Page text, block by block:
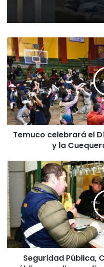
T
e
m
u
c
o
c
e
l
a
r
á
e
l
D
a
N
Temuco celebrará el
y la
S
e
g
u
r
i
d
a
d
Seguridad Pública,